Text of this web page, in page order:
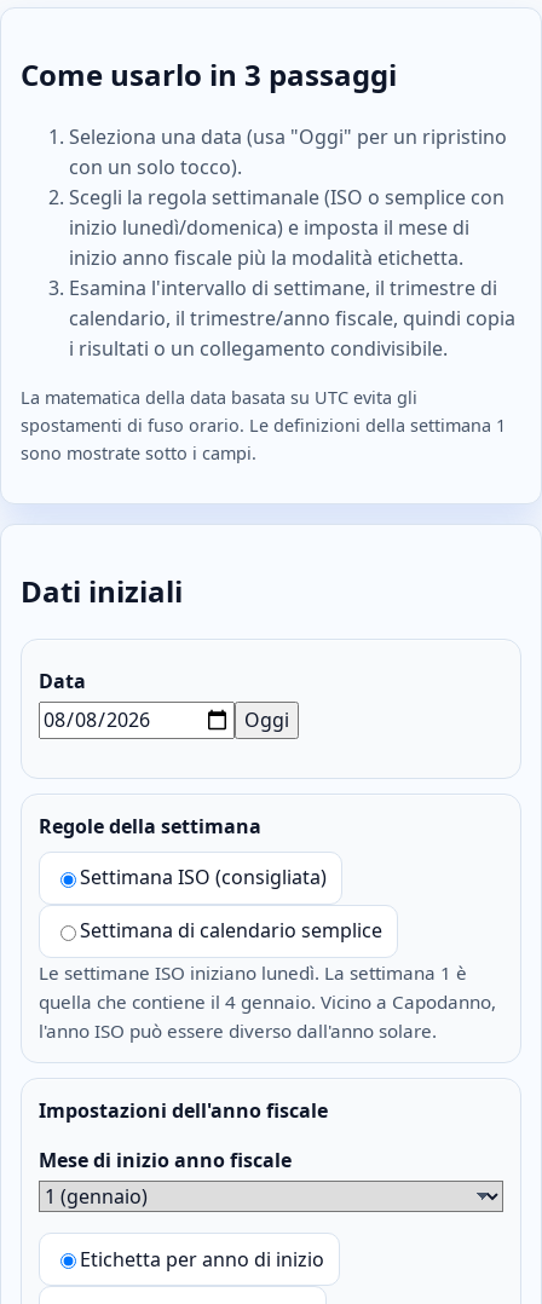
Come usarlo in 3 passaggi
Seleziona una data (usa "Oggi" per un ripristino
con un solo tocco).
Scegli la regola settimanale (ISO o semplice con
inizio lunedì/domenica) e imposta il mese di
inizio anno fiscale più la modalità etichetta.
Esamina l'intervallo di settimane, il trimestre di
calendario, il trimestre/anno fiscale, quindi copia
i risultati o un collegamento condivisibile.
La matematica della data basata su UTC evita gli
spostamenti di fuso orario. Le definizioni della settimana 1
sono mostrate sotto i campi.
Dati iniziali
Data
Oggi
Regole della settimana
Settimana ISO (consigliata)
Settimana di calendario semplice
Le settimane ISO iniziano lunedì. La settimana 1 è
quella che contiene il 4 gennaio. Vicino a Capodanno,
l'anno ISO può essere diverso dall'anno solare.
Impostazioni dell'anno fiscale
Mese di inizio anno fiscale
Etichetta per anno di inizio